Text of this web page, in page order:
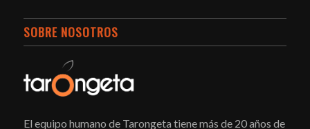
SOBRE NOSOTROS
El equipo humano de Tarongeta tiene más de 20 años de